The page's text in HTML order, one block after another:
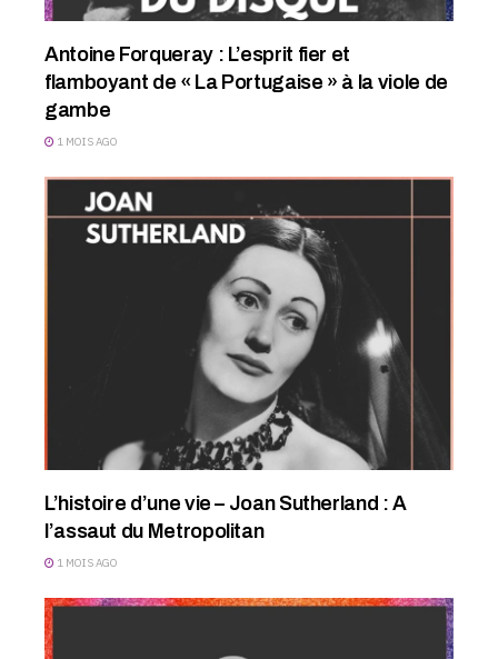
Antoine Forqueray : L’esprit fier et
flamboyant de « La Portugaise » à la viole de
gambe
1 MOIS AGO
L’histoire d’une vie – Joan Sutherland : A
l’assaut du Metropolitan
1 MOIS AGO